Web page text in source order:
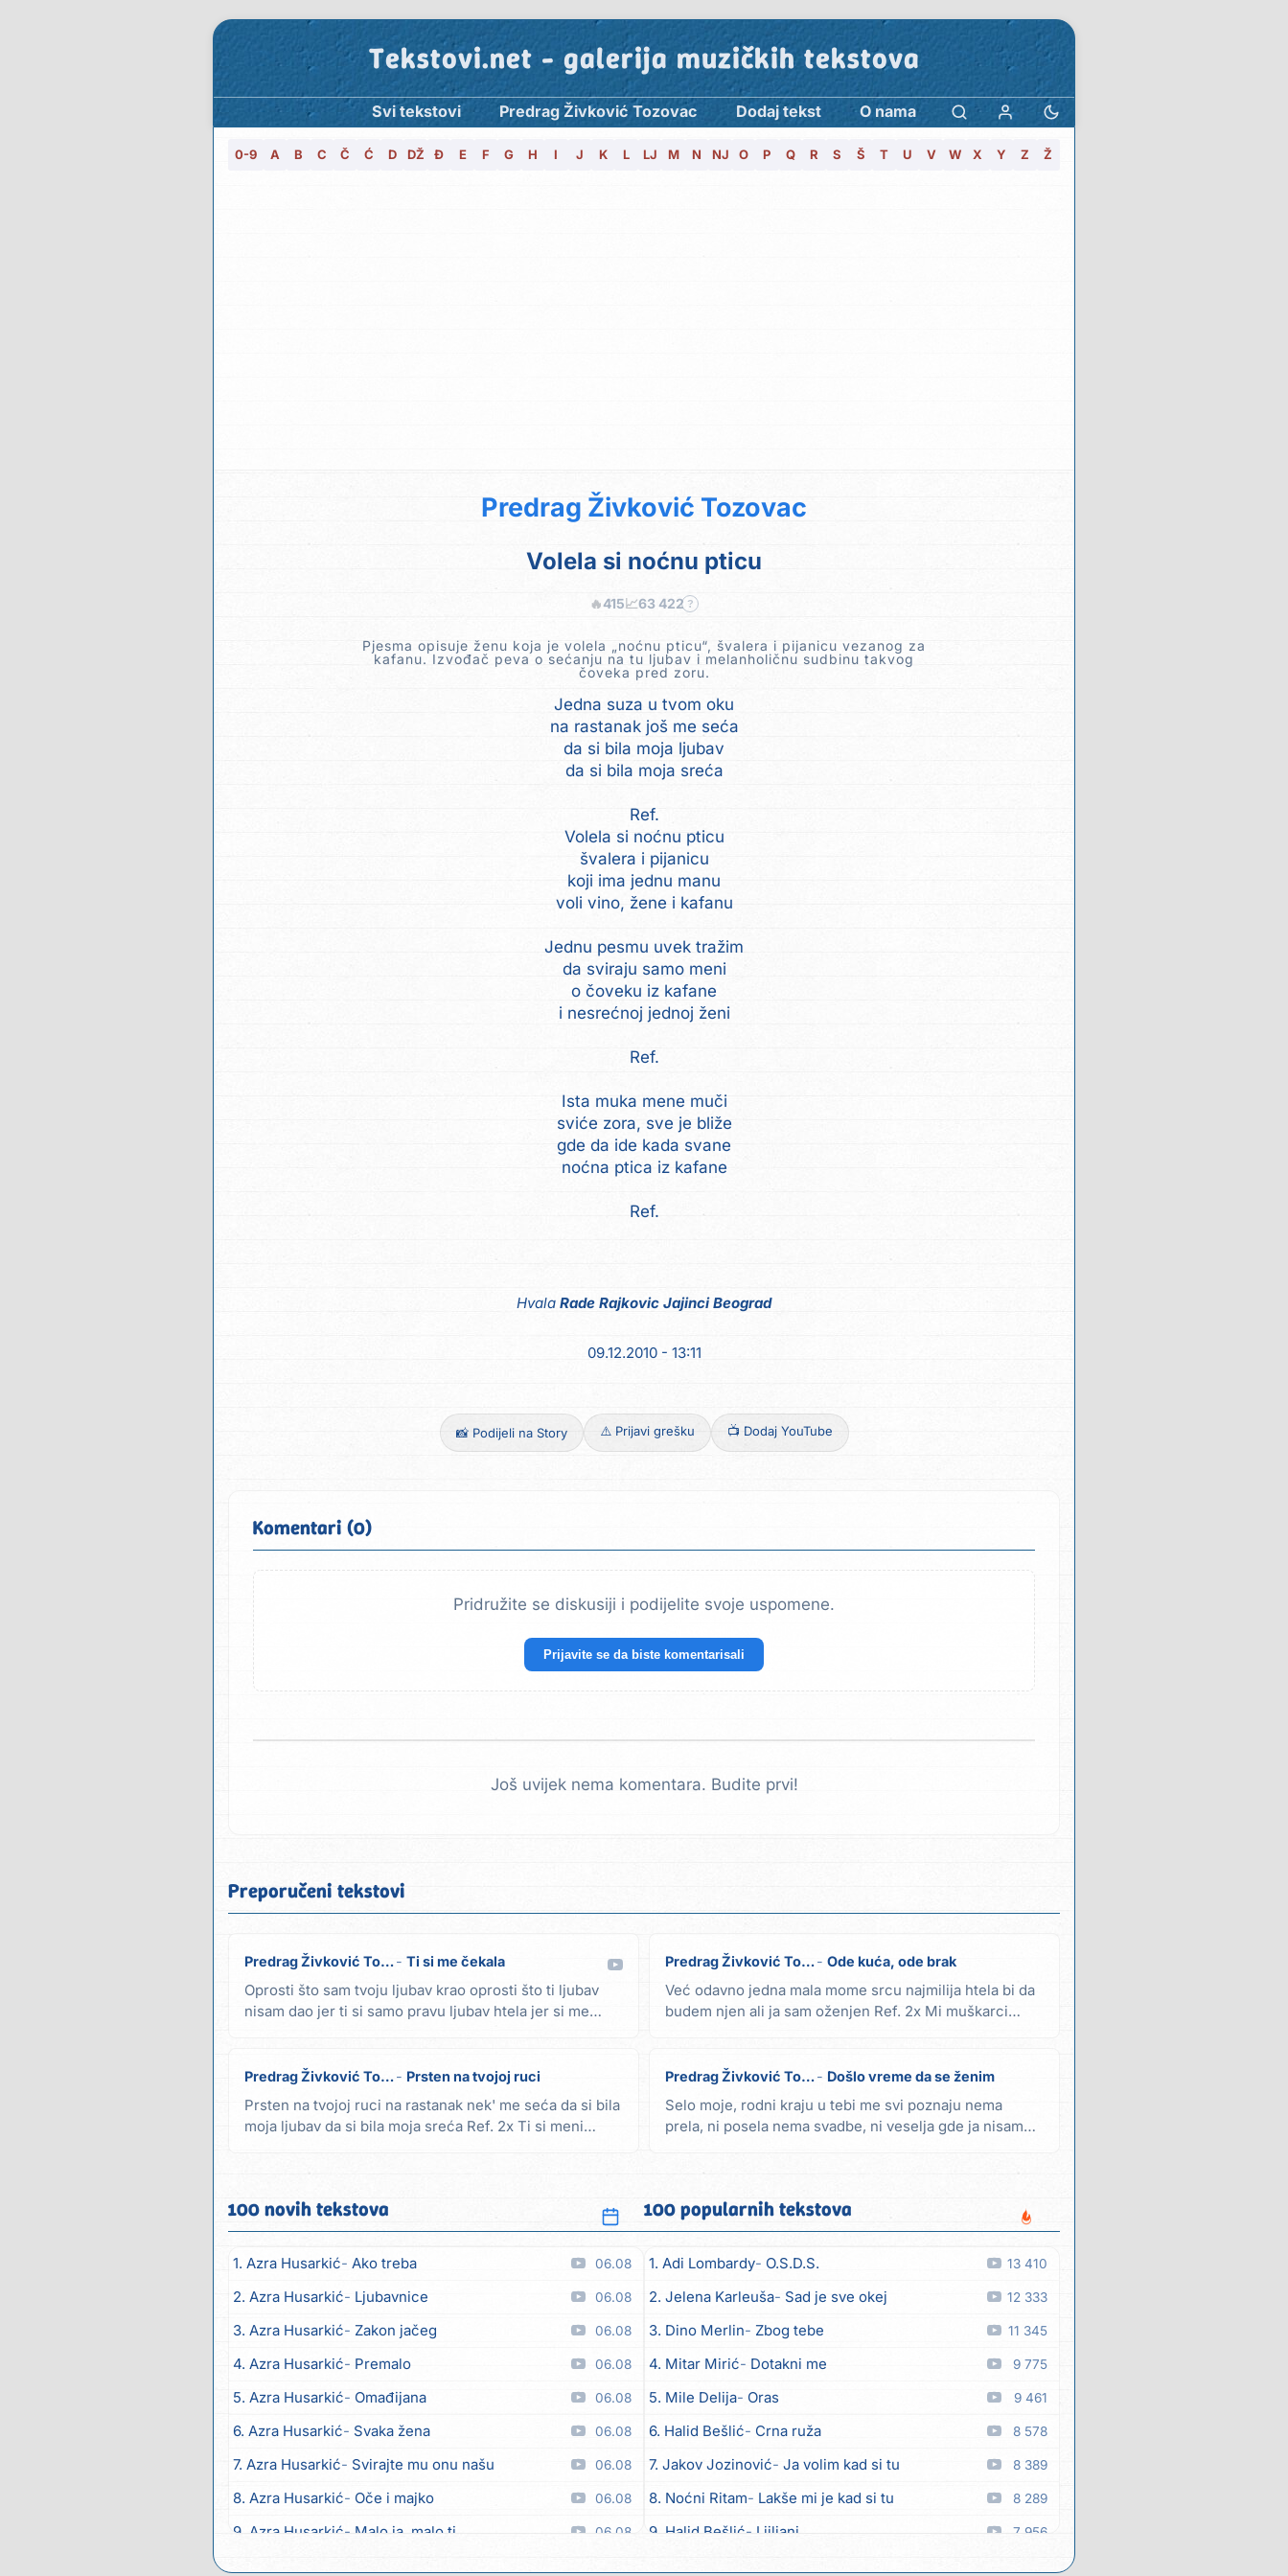
Tekstovi.net - galerija muzičkih tekstova
Svi tekstovi Predrag Živković Tozovac Dodaj tekst O nama
0-9 A B C Č Ć D DŽ Đ E F G H I J K L LJ M N NJ O P Q R S Š T U V W X Y Z Ž
Predrag Živković Tozovac
Volela si noćnu pticu
🔥415📈63 422 ?
Pjesma opisuje ženu koja je volela „noćnu pticu“, švalera i pijanicu vezanog za
kafanu. Izvođač peva o sećanju na tu ljubav i melanholičnu sudbinu takvog
čoveka pred zoru.
Jedna suza u tvom oku
na rastanak još me seća
da si bila moja ljubav
da si bila moja sreća
Ref.
Volela si noćnu pticu
švalera i pijanicu
koji ima jednu manu
voli vino, žene i kafanu
Jednu pesmu uvek tražim
da sviraju samo meni
o čoveku iz kafane
i nesrećnoj jednoj ženi
Ref.
Ista muka mene muči
sviće zora, sve je bliže
gde da ide kada svane
noćna ptica iz kafane
Ref.
Hvala Rade Rajkovic Jajinci Beograd
09.12.2010 - 13:11
📸 Podijeli na Story ⚠️ Prijavi grešku 📺 Dodaj YouTube
Komentari (0)
Pridružite se diskusiji i podijelite svoje uspomene.
Prijavite se da biste komentarisali
Još uvijek nema komentara. Budite prvi!
Preporučeni tekstovi
Predrag Živković Tozovac Ti si me čekala
Oprosti što sam tvoju ljubav krao oprosti što ti ljubav
nisam dao jer ti si samo pravu ljubav htela jer si me
Predrag Živković Tozovac Ode kuća, ode brak
Već odavno jedna mala mome srcu najmilija htela bi da
budem njen ali ja sam oženjen Ref. 2x Mi muškarci
Predrag Živković Tozovac Prsten na tvojoj ruci
Prsten na tvojoj ruci na rastanak nek' me seća da si bila
moja ljubav da si bila moja sreća Ref. 2x Ti si meni
Predrag Živković Tozovac Došlo vreme da se ženim
Selo moje, rodni kraju u tebi me svi poznaju nema
prela, ni posela nema svadbe, ni veselja gde ja nisam
100 novih tekstova
1. Azra Husarkić Ako treba 06.08
2. Azra Husarkić Ljubavnice 06.08
3. Azra Husarkić Zakon jačeg 06.08
4. Azra Husarkić Premalo 06.08
5. Azra Husarkić Omađijana 06.08
6. Azra Husarkić Svaka žena 06.08
7. Azra Husarkić Svirajte mu onu našu 06.08
8. Azra Husarkić Oče i majko 06.08
9. Azra Husarkić Malo ja, malo ti 06.08
100 popularnih tekstova
1. Adi Lombardy O.S.D.S. 13 410
2. Jelena Karleuša Sad je sve okej 12 333
3. Dino Merlin Zbog tebe 11 345
4. Mitar Mirić Dotakni me 9 775
5. Mile Delija Oras 9 461
6. Halid Bešlić Crna ruža 8 578
7. Jakov Jozinović Ja volim kad si tu 8 389
8. Noćni Ritam Lakše mi je kad si tu 8 289
9. Halid Bešlić Ljiljani 7 956